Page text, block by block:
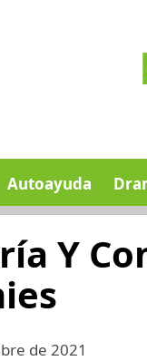
Autoayuda
Y
de 2021